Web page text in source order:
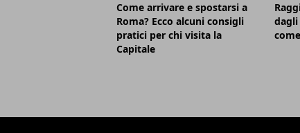
Come arrivare e spostarsi a
Roma? Ecco alcuni consigli
pratici per chi visita la
Capitale
dagli
come